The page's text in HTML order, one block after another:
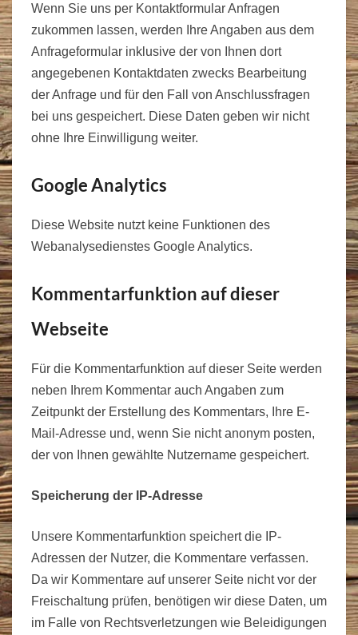
Wenn Sie uns per Kontaktformular Anfragen
zukommen lassen, werden Ihre Angaben aus dem
Anfrageformular inklusive der von Ihnen dort
angegebenen Kontaktdaten zwecks Bearbeitung
der Anfrage und für den Fall von Anschlussfragen
bei uns gespeichert. Diese Daten geben wir nicht
ohne Ihre Einwilligung weiter.
Google Analytics
Diese Website nutzt keine Funktionen des
Webanalysedienstes Google Analytics.
Kommentarfunktion auf dieser
Webseite
Für die Kommentarfunktion auf dieser Seite werden
neben Ihrem Kommentar auch Angaben zum
Zeitpunkt der Erstellung des Kommentars, Ihre E-
Mail-Adresse und, wenn Sie nicht anonym posten,
der von Ihnen gewählte Nutzername gespeichert.
Speicherung der IP-Adresse
Unsere Kommentarfunktion speichert die IP-
Adressen der Nutzer, die Kommentare verfassen.
Da wir Kommentare auf unserer Seite nicht vor der
Freischaltung prüfen, benötigen wir diese Daten, um
im Falle von Rechtsverletzungen wie Beleidigungen